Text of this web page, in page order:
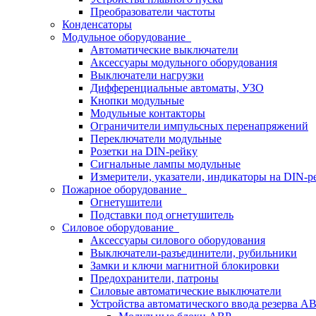
Преобразователи частоты
Конденсаторы
Модульное оборудование
Автоматические выключатели
Аксессуары модульного оборудования
Выключатели нагрузки
Дифференциальные автоматы, УЗО
Кнопки модульные
Модульные контакторы
Ограничители импульсных перенапряжений
Переключатели модульные
Розетки на DIN-рейку
Сигнальные лампы модульные
Измерители, указатели, индикаторы на DIN-
Пожарное оборудование
Огнетушители
Подставки под огнетушитель
Силовое оборудование
Аксессуары силового оборудования
Выключатели-разъединители, рубильники
Замки и ключи магнитной блокировки
Предохранители, патроны
Силовые автоматические выключатели
Устройства автоматического ввода резерва